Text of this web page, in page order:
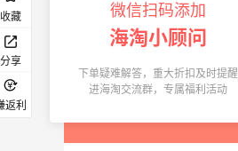
收藏
分享
返利
微信扫码添加
海淘小顾问
下单疑难解答，重大折扣及时提醒
进海淘交流群，专属福利活动